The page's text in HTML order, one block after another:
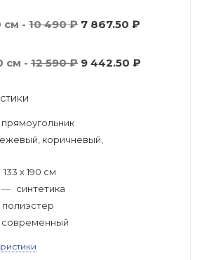
см - 10 490 ₽ 7 867.50 ₽
см - 12 590 ₽ 9 442.50 ₽
прямоугольник
коричневый,
133 x 190 см
— синтетика
полиэстер
современный